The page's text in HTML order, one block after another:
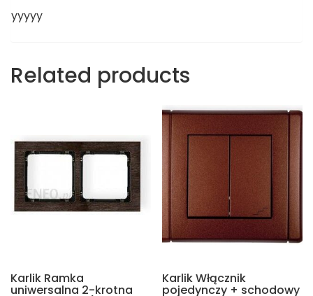
yyyyy
Related products
Karlik Ramka
uniwersalna 2-krotna
Karlik Włącznik
pojedynczy + schodowy